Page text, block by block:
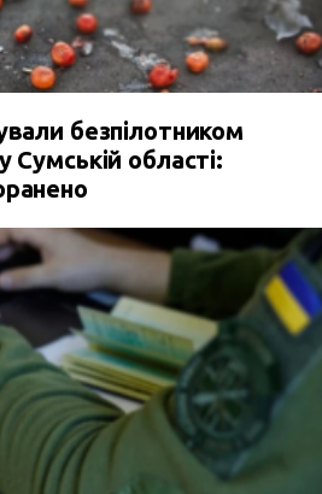
безпілотником
області: